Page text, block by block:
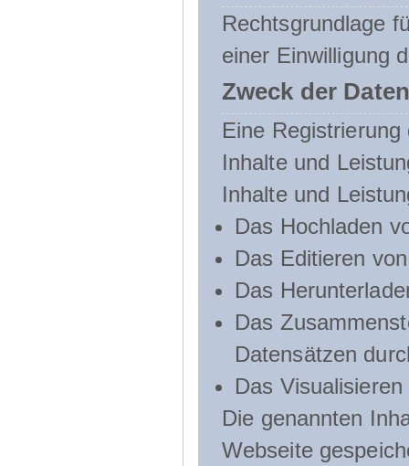
Rechtsgrundlage
einer Einwilligung
Zweck der
Eine
Inhalte und
Inhalte und
Das Hochladen
Das Editieren
Das
Das
Datensätzen
Das
Die genannten
Webseite